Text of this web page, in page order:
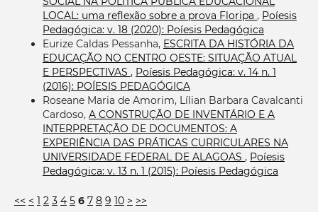
LOCAL: uma reflexão sobre a prova Floripa , Poíesis
Pedagógica: v. 18 (2020): Poíesis Pedagógica
Eurize Caldas Pessanha, ESCRITA DA HISTÓRIA DA
EDUCAÇÃO NO CENTRO OESTE: SITUAÇÃO ATUAL
E PERSPECTIVAS , Poíesis Pedagógica: v. 14 n. 1
(2016): POÍESIS PEDAGÓGICA
Roseane Maria de Amorim, Lílian Barbara Cavalcanti
Cardoso, A CONSTRUÇÃO DE INVENTÁRIO E A
INTERPRETAÇÃO DE DOCUMENTOS: A
EXPERIÊNCIA DAS PRÁTICAS CURRICULARES NA
UNIVERSIDADE FEDERAL DE ALAGOAS , Poíesis
Pedagógica: v. 13 n. 1 (2015): Poíesis Pedagógica
<< < 1 2 3 4 5 6 7 8 9 10 > >>